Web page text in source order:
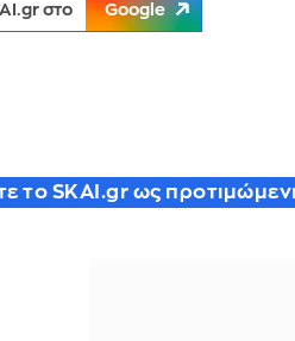
στο Google
το SKAI.gr ως